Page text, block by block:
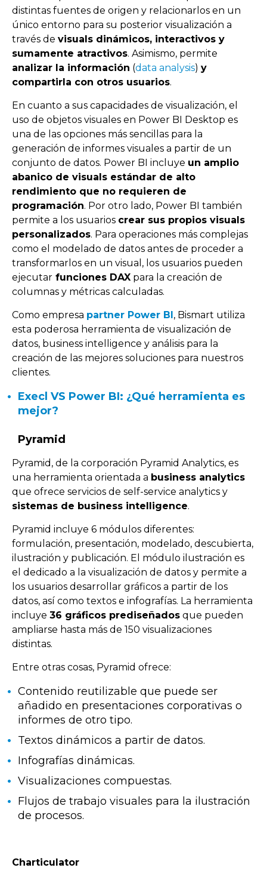
distintas fuentes de origen y relacionarlos en un
único entorno para su posterior visualización a
través de visuals dinámicos, interactivos y
sumamente atractivos. Asimismo, permite
analizar la información (data analysis) y
compartirla con otros usuarios.
En cuanto a sus capacidades de visualización, el
uso de objetos visuales en Power BI Desktop es
una de las opciones más sencillas para la
generación de informes visuales a partir de un
conjunto de datos. Power BI incluye un amplio
abanico de visuals estándar de alto
rendimiento que no requieren de
programación. Por otro lado, Power BI también
permite a los usuarios crear sus propios visuals
personalizados. Para operaciones más complejas
como el modelado de datos antes de proceder a
transformarlos en un visual, los usuarios pueden
ejecutar funciones DAX para la creación de
columnas y métricas calculadas.
Como empresa partner Power BI, Bismart utiliza
esta poderosa herramienta de visualización de
datos, business intelligence y análisis para la
creación de las mejores soluciones para nuestros
clientes.
Execl VS Power BI: ¿Qué herramienta es
mejor?
Pyramid
Pyramid, de la corporación Pyramid Analytics, es
una herramienta orientada a business analytics
que ofrece servicios de self-service analytics y
sistemas de business intelligence.
Pyramid incluye 6 módulos diferentes:
formulación, presentación, modelado, descubierta,
ilustración y publicación. El módulo ilustración es
el dedicado a la visualización de datos y permite a
los usuarios desarrollar gráficos a partir de los
datos, así como textos e infografías. La herramienta
incluye 36 gráficos prediseñados que pueden
ampliarse hasta más de 150 visualizaciones
distintas.
Entre otras cosas, Pyramid ofrece:
Contenido reutilizable que puede ser
añadido en presentaciones corporativas o
informes de otro tipo.
Textos dinámicos a partir de datos.
Infografías dinámicas.
Visualizaciones compuestas.
Flujos de trabajo visuales para la ilustración
de procesos.
Charticulator